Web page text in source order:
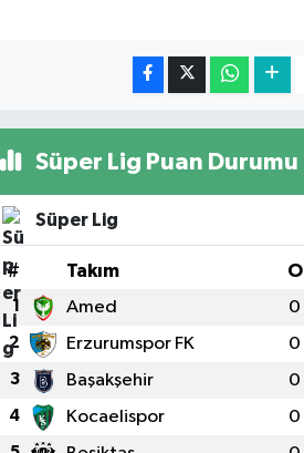
Süper Lig Puan Durumu
Süper Lig
# Takım O
1 Amed 0
2 Erzurumspor FK 0
3 Başakşehir 0
4 Kocaelispor 0